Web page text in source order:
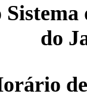
do